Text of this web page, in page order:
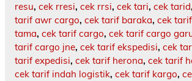
resu, cek rresi, cek rrsi, cek tari, cek tarid,
tarif awr cargo, cek tarif baraka, cek
tama, cek tarif cargo, cek tarif cargo
tarif cargo jne, cek tarif ekspedisi, cek
tarif expedisi, cek tarif herona, cek tarif
cek tarif indah logistik, cek tarif kargo,